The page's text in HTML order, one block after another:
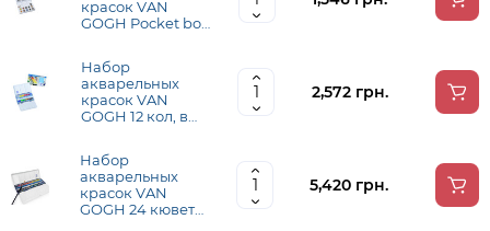
красок VAN
GOGH Pocket box
Talens
Набор
акварельных
красок VAN
GOGH 12 кол, в
Royal Talens
2,572 грн.
Набор
акварельных
красок VAN
GOGH 24 кюветы
5,420 грн.